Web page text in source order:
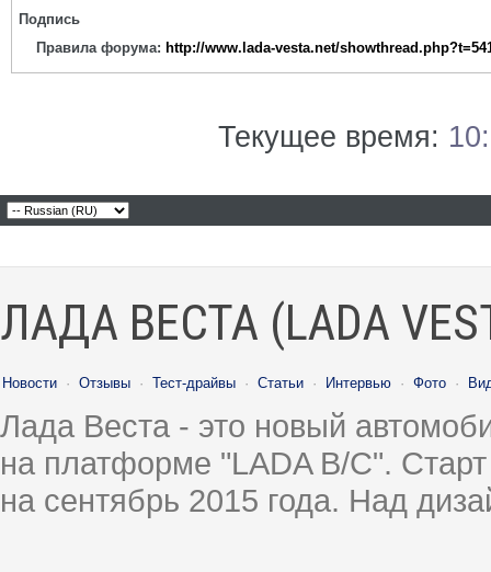
Подпись
Правила форума: http://www.lada-vesta.net/
Текущее время:
ЛАДА ВЕСТА (LADA
Новости · Отзывы · Тест-драйвы · Статьи · Интервью · Фото ·
Лада Веста - это новый
на платформе "LADA B/C".
на сентябрь 2015 года. Над